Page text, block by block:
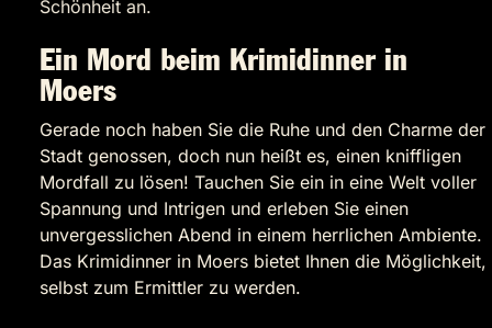
Schönheit an.
Ein Mord beim Krimidinner in
Moers
Gerade noch haben Sie die Ruhe und den Charme der
Stadt genossen, doch nun heißt es, einen kniffligen
Mordfall zu lösen! Tauchen Sie ein in eine Welt voller
Spannung und Intrigen und erleben Sie einen
unvergesslichen Abend in einem herrlichen Ambiente.
Das Krimidinner in Moers bietet Ihnen die Möglichkeit,
selbst zum Ermittler zu werden.